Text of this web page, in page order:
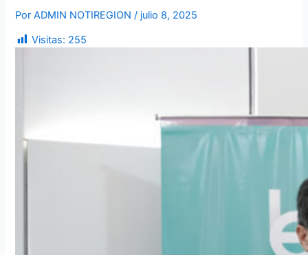
PorADMIN NOTIREGION/ julio 8, 2025
Visitas: 255